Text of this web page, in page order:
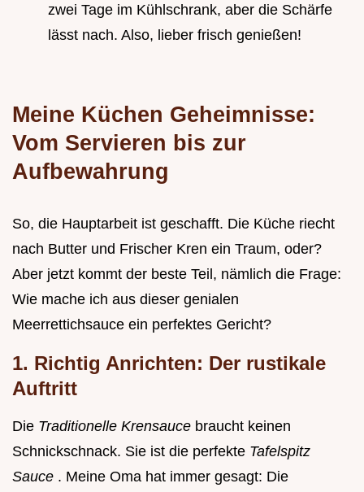
zwei Tage im Kühlschrank, aber die Schärfe
lässt nach. Also, lieber frisch genießen!
Meine Küchen Geheimnisse:
Vom Servieren bis zur
Aufbewahrung
So, die Hauptarbeit ist geschafft. Die Küche riecht
nach Butter und Frischer Kren ein Traum, oder?
Aber jetzt kommt der beste Teil, nämlich die Frage:
Wie mache ich aus dieser genialen
Meerrettichsauce ein perfektes Gericht?
1. Richtig Anrichten: Der rustikale
Auftritt
Die Traditionelle Krensauce braucht keinen
Schnickschnack. Sie ist die perfekte Tafelspitz
Sauce . Meine Oma hat immer gesagt: Die